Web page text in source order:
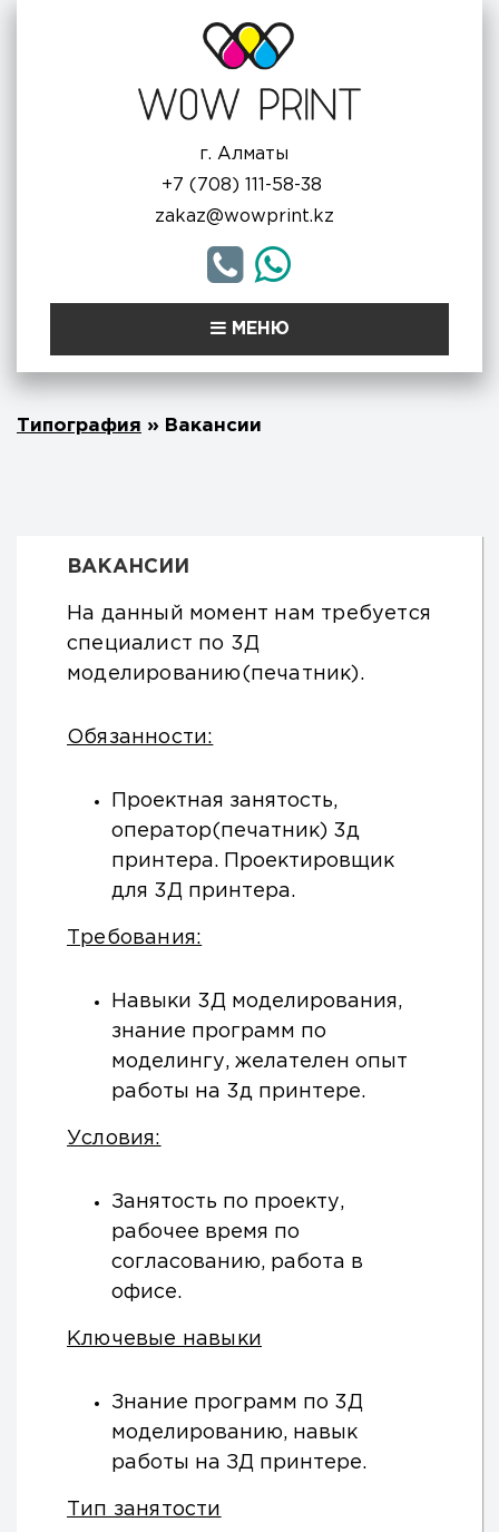
г. Алматы
+7 (708) 111-58-38
zakaz@wowprint.kz
МЕНЮ
Типография » Вакансии
ВАКАНСИИ
На данный момент нам требуется
специалист по 3Д
моделированию(печатник).
Обязанности:
Проектная занятость,
оператор(печатник) 3д
принтера. Проектировщик
для 3Д принтера.
Требования:
Навыки 3Д моделирования,
знание программ по
моделингу, желателен опыт
работы на 3д принтере.
Условия:
Занятость по проекту,
рабочее время по
согласованию, работа в
офисе.
Ключевые навыки
Знание программ по 3Д
моделированию, навык
работы на ЗД принтере.
Тип занятости